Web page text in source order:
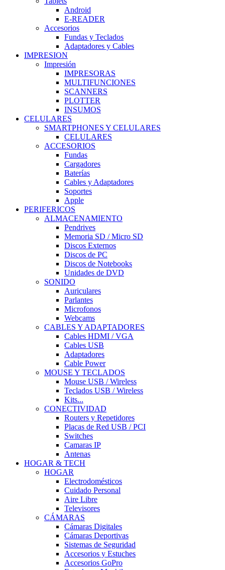
Android
E-READER
Accesorios
Fundas y Teclados
Adaptadores y Cables
IMPRESION
Impresión
IMPRESORAS
MULTIFUNCIONES
SCANNERS
PLOTTER
INSUMOS
CELULARES
SMARTPHONES Y CELULARES
CELULARES
ACCESORIOS
Fundas
Cargadores
Baterías
Cables y Adaptadores
Soportes
Apple
PERIFERICOS
ALMACENAMIENTO
Pendrives
Memoria SD / Micro SD
Discos Externos
Discos de PC
Discos de Notebooks
Unidades de DVD
SONIDO
Auriculares
Parlantes
Microfonos
Webcams
CABLES Y ADAPTADORES
Cables HDMI / VGA
Cables USB
Adaptadores
Cable Power
MOUSE Y TECLADOS
Mouse USB / Wireless
Teclados USB / Wireless
Kits...
CONECTIVIDAD
Routers y Repetidores
Placas de Red USB / PCI
Switches
Camaras IP
Antenas
HOGAR & TECH
HOGAR
Electrodomésticos
Cuidado Personal
Aire Libre
Televisores
CÁMARAS
Cámaras Digitales
Cámaras Deportivas
Sistemas de Seguridad
Accesorios y Estuches
Accesorios GoPro